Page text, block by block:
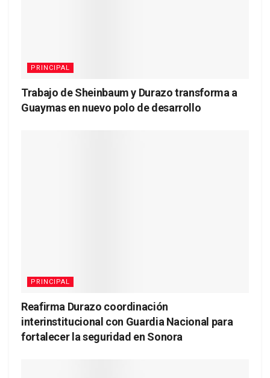
PRINCIPAL
Trabajo de Sheinbaum y Durazo transforma a
Guaymas en nuevo polo de desarrollo
PRINCIPAL
Reafirma Durazo coordinación
interinstitucional con Guardia Nacional para
fortalecer la seguridad en Sonora